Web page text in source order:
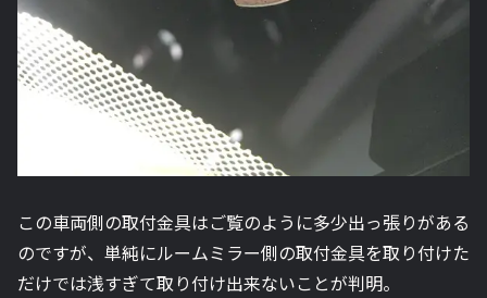
この車両側の取付金具はご覧のように多少出っ張りがある
のですが、単純にルームミラー側の取付金具を取り付けた
だけでは浅すぎて取り付け出来ないことが判明。